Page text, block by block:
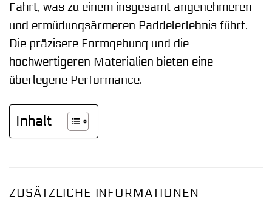
Fahrt, was zu einem insgesamt angenehmeren
und ermüdungsärmeren Paddelerlebnis führt.
Die präzisere Formgebung und die
hochwertigeren Materialien bieten eine
überlegene Performance.
Inhalt
ZUSÄTZLICHE INFORMATIONEN